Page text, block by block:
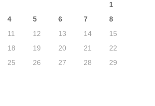
1
4 5 6 7
8
11 12 13 14
15
18 19 20 21
22
25 26 27 28
29